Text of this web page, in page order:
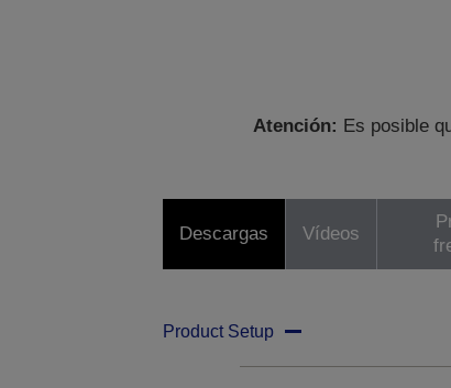
Atención: Es posible
Descargas Vídeos
Product Setup